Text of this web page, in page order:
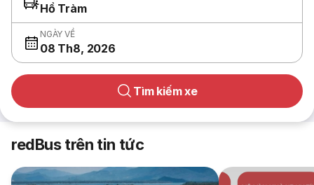
Hồ Tràm
NGÀY VỀ
08 Th8, 2026
Tìm kiếm xe
redBus trên tin tức